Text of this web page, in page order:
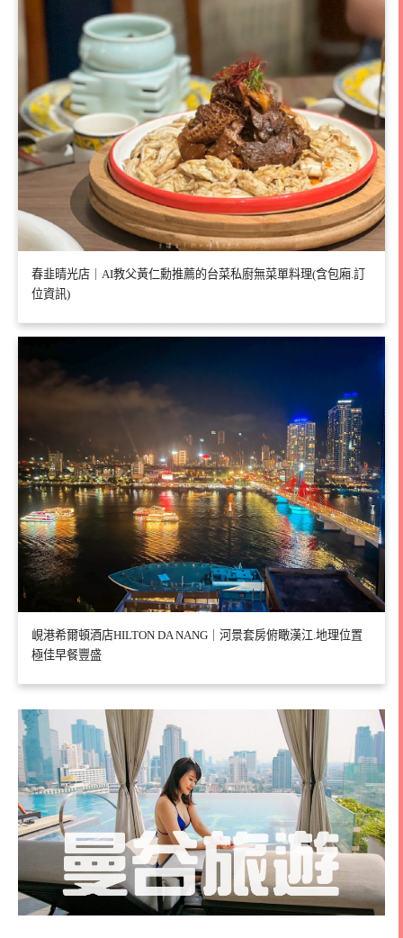
春韭晴光店｜AI教父黃仁勳推薦的台菜私廚無菜單料理(含包廂.訂
位資訊)
峴港希爾頓酒店HILTON DA NANG｜河景套房俯瞰漢江.地理位置
極佳早餐豐盛